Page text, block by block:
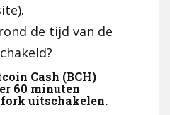
de tijd van de
Cash (BCH)
60 minuten
uitschakelen.